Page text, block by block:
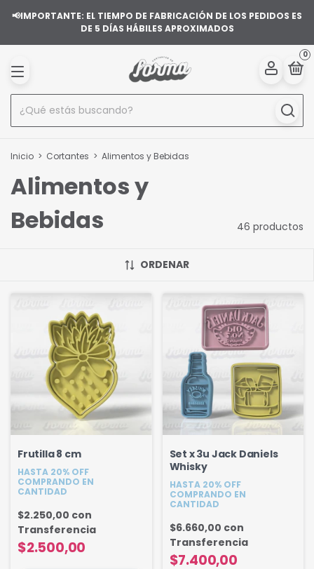
📢IMPORTANTE: EL TIEMPO DE FABRICACIÓN DE LOS PEDIDOS ES
DE 5 DÍAS HÁBILES APROXIMADOS
0
Inicio > Cortantes > Alimentos y Bebidas
Alimentos y
Bebidas
46 productos
ORDENAR
Frutilla 8 cm
HASTA 20% OFF
COMPRANDO EN
CANTIDAD
$2.500,00
$2.250,00 con
Transferencia
Set x 3u Jack Daniels
Whisky
HASTA 20% OFF
COMPRANDO EN
CANTIDAD
$7.400,00
$6.660,00 con
Transferencia